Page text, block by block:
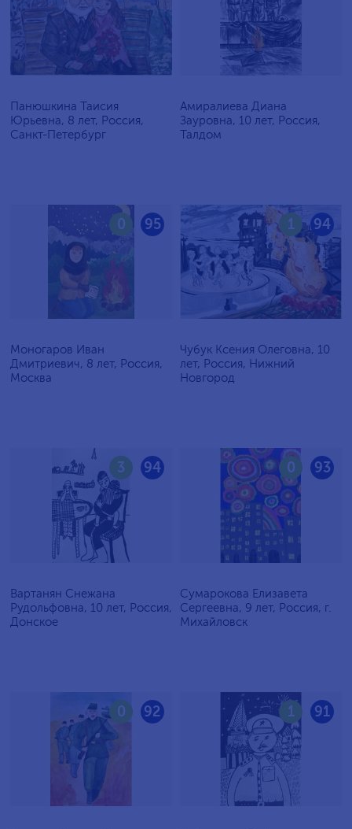
Панюшкина Таисия
Юрьевна, 8 лет, Россия,
Санкт-Петербург
Амиралиева Диана
Зауровна, 10 лет, Россия,
Талдом
95
0
Моногаров Иван
Дмитриевич, 8 лет, Россия,
Москва
94
1
Чубук Ксения Олеговна, 10
лет, Россия, Нижний
Новгород
94
3
Вартанян Снежана
Рудольфовна, 10 лет, Россия,
Донское
93
0
Сумарокова Елизавета
Сергеевна, 9 лет, Россия, г.
Михайловск
92
0 91
1